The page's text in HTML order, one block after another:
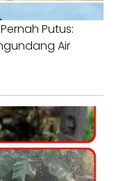
Putus:
Air